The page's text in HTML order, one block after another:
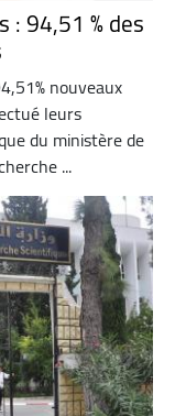
94,51 % des
nouveaux
leurs
du ministère de
...